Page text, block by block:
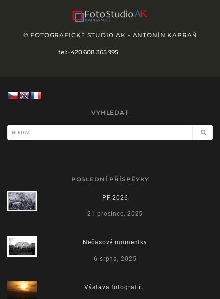
© FOTOGRAFICKÉ STUDIO AK - ANTONÍN KAPRAŇ
tel:+420 608 365 995
VYHLEDAT
POSLEDNÍ PŘÍSPĚVKY
PF 2026
21 prosince, 2025
Nečasové momentky
6 srpna, 2025
Výstava fotografií…